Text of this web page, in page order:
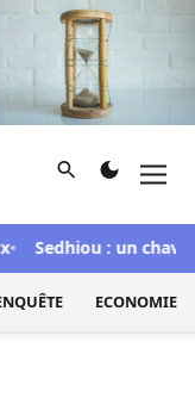
et d'investigation
Rechercher
Sedhiou : un
ECONOMIE